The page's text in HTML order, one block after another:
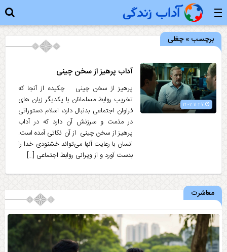
برچسب » چغلی
آداب پرهیز از سخن چينى‏
پرهیز از سخن چينى‏ چکیده از آنجا که
تخریب روابط مسلمانان با یکدیگر زیان های
فراوان اجتماعی بدنبال دارد، اسلام دستوراتی
در مذمت و سرزنش آن دارد که در آداب
پرهیز از سخن چینی از آن نکاتی آمده است.
انسان با رعایت آنها می‌تواند خشنودی خدا را
بدست آورد و از ویرانی روابط اجتماعی […]
معاشرت